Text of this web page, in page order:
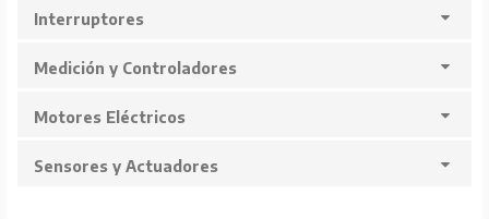
Interruptores
Medición y Controladores
Motores Eléctricos
Sensores y Actuadores